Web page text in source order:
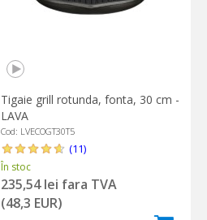
Tigaie grill rotunda, fonta, 30 cm -
LAVA
Cod: LVECOGT30T5
(11)
În stoc
235,54 lei fara TVA
(48,3 EUR)